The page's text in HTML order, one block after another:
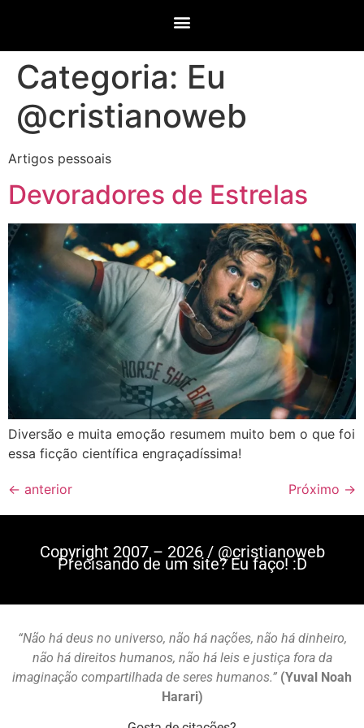
Categoria: Eu
@cristianoweb
Artigos pessoais
Devoradores de Estrelas
Diversão e muita emoção resumem muito bem o que foi
essa ficção científica engraçadíssima!
← anterior Próximo →
Copyright 2007 – 2026 / @cristianoweb
Precisando de um site? Eu faço! :D
“Não há deus no universo, não há nações, não há dinheiro,
não há direitos humanos, não há leis e justiça fora da
imaginação compartilhada de seres humanos.” (Yuval Noah
Harari)